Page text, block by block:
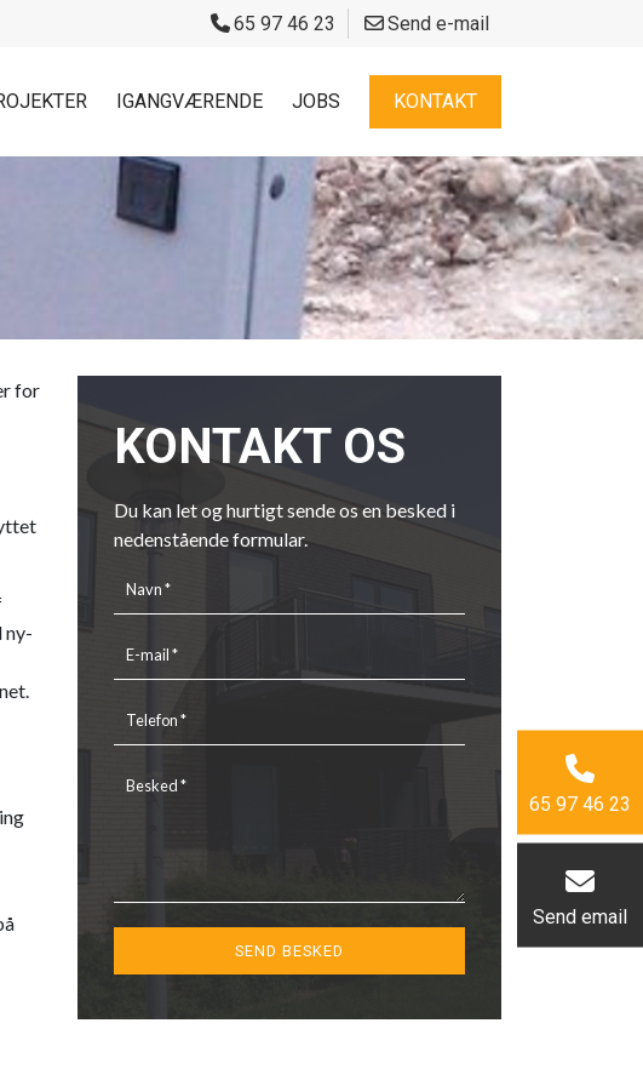
65 97 46 23 Send e-mail
IGANGVÆRENDE JOBS KONTAKT
for
ny-
KONTAKT OS
Du kan let og hurtigt sende os en besked i
nedenstående formular.
65 97 46 23
Send email